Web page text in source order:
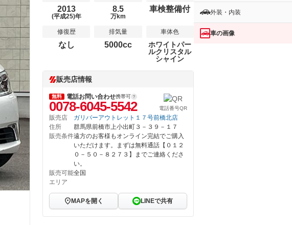
2013
(平成25)年
8.5
万km
車検整備付
修復歴
なし
排気量
5000cc
車体色
ホワイトパー
ルクリスタル
シャイン
販売店情報
無料 電話お問い合わせ携帯可
0078-6045-5542 電話番号QR
販売店
ガリバーアウトレット１７号前橋北店
住所
群馬県前橋市上小出町３－３９－１７
販売条件遠方のお客様もオンライン完結でご購入
いただけます。まずは無料通話【０１２
０－５０－８２７３】までご連絡くださ
い。
販売可能
エリア
全国
MAPを開く LINEで共有
外装・内装
車の画像